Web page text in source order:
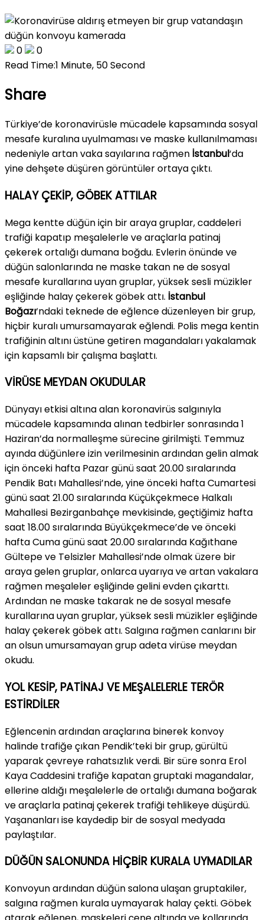
0
0
Read Time:1 Minute, 50 Second
Share
Türkiye’de koronavirüsle mücadele kapsamında sosyal
mesafe kuralına uyulmaması ve maske kullanılmaması
nedeniyle artan vaka sayılarına rağmen İstanbul‘da
yine dehşete düşüren görüntüler ortaya çıktı.
HALAY ÇEKİP, GÖBEK ATTILAR
Mega kentte düğün için bir araya gruplar, caddeleri
trafiği kapatıp meşalelerle ve araçlarla patinaj
çekerek ortalığı dumana boğdu. Evlerin önünde ve
düğün salonlarında ne maske takan ne de sosyal
mesafe kurallarına uyan gruplar, yüksek sesli müzikler
eşliğinde halay çekerek göbek attı. İstanbul
Boğazı‘ndaki teknede de eğlence düzenleyen bir grup,
hiçbir kuralı umursamayarak eğlendi. Polis mega kentin
trafiğinin altını üstüne getiren magandaları yakalamak
için kapsamlı bir çalışma başlattı.
VİRÜSE MEYDAN OKUDULAR
Dünyayı etkisi altına alan koronavirüs salgınıyla
mücadele kapsamında alınan tedbirler sonrasında 1
Haziran’da normalleşme sürecine girilmişti. Temmuz
ayında düğünlere izin verilmesinin ardından gelin almak
için önceki hafta Pazar günü saat 20.00 sıralarında
Pendik Batı Mahallesi’nde, yine önceki hafta Cumartesi
günü saat 21.00 sıralarında Küçükçekmece Halkalı
Mahallesi Bezirganbahçe mevkisinde, geçtiğimiz hafta
saat 18.00 sıralarında Büyükçekmece’de ve önceki
hafta Cuma günü saat 20.00 sıralarında Kağıthane
Gültepe ve Telsizler Mahallesi’nde olmak üzere bir
araya gelen gruplar, onlarca uyarıya ve artan vakalara
rağmen meşaleler eşliğinde gelini evden çıkarttı.
Ardından ne maske takarak ne de sosyal mesafe
kurallarına uyan gruplar, yüksek sesli müzikler eşliğinde
halay çekerek göbek attı. Salgına rağmen canlarını bir
an olsun umursamayan grup adeta virüse meydan
okudu.
YOL KESİP, PATİNAJ VE MEŞALELERLE TERÖR
ESTİRDİLER
Eğlencenin ardından araçlarına binerek konvoy
halinde trafiğe çıkan Pendik’teki bir grup, gürültü
yaparak çevreye rahatsızlık verdi. Bir süre sonra Erol
Kaya Caddesini trafiğe kapatan gruptaki magandalar,
ellerine aldığı meşalelerle de ortalığı dumana boğarak
ve araçlarla patinaj çekerek trafiği tehlikeye düşürdü.
Yaşananları ise kaydedip bir de sosyal medyada
paylaştılar.
DÜĞÜN SALONUNDA HİÇBİR KURALA UYMADILAR
Konvoyun ardından düğün salona ulaşan gruptakiler,
salgına rağmen kurala uymayarak halay çekti. Göbek